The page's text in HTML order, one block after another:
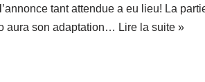
tant attendue a eu lieu! La
aura son adaptation… Lire la suite »